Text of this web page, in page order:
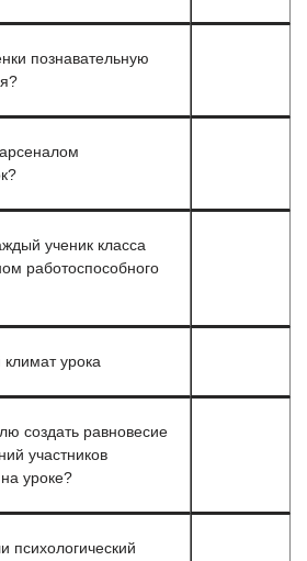
познавательную
ученик класса
работоспособного
урока
создать равновесие
участников
уроке?
психологический